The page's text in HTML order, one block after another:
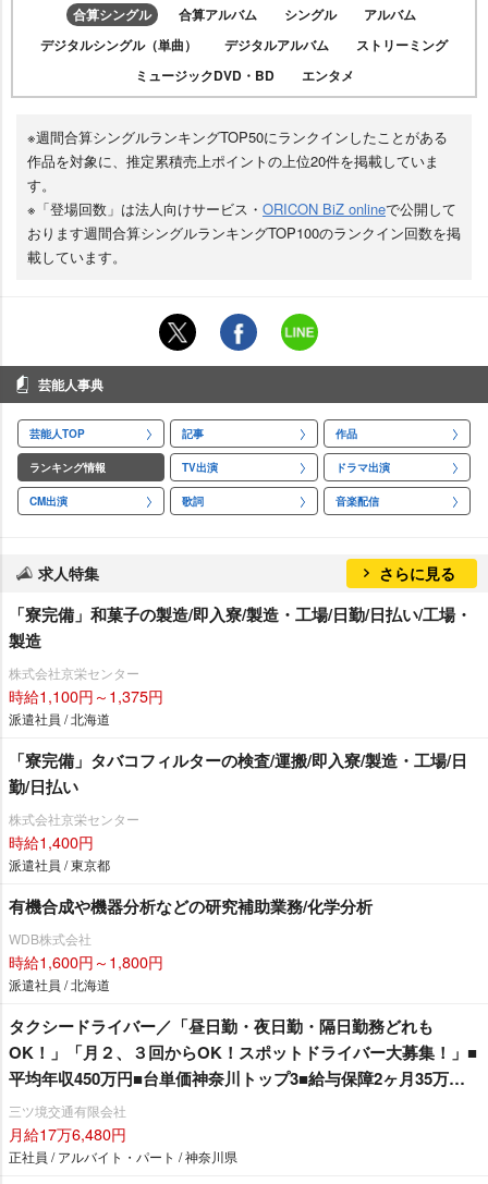
合算シングル 合算アルバム シングル
アルバム
デジタルシングル（単曲）
デジタルアルバム
ストリーミング
ミュージックDVD・BD
エンタメ
※週間合算シングルランキングTOP50にランクインしたことがある
作品を対象に、推定累積売上ポイントの上位20件を掲載していま
す。
※「登場回数」は法人向けサービス・ ORICON BiZ onlineで公開して
おります週間合算シングルランキングTOP100のランクイン回数を掲
載しています。
芸能人事典
芸能人TOP 記事 作品
ランキング情報 TV出演 ドラマ出演
CM出演 歌詞 音楽配信
求人特集 さらに見る
「寮完備」和菓子の製造/即入寮/製造・工場/日勤/日払い/工場・
製造
株式会社京栄センター
時給1,100円～1,375円
派遣社員 / 北海道
「寮完備」タバコフィルターの検査/運搬/即入寮/製造・工場/日
勤/日払い
株式会社京栄センター
時給1,400円
派遣社員 / 東京都
有機合成や機器分析などの研究補助業務/化学分析
WDB株式会社
時給1,600円～1,800円
派遣社員 / 北海道
タクシードライバー／「昼日勤・夜日勤・隔日勤務どれも
OK！」「月２、３回からOK！スポットドライバー大募集！」■
平均年収450万円■台単価神奈川トップ3■給与保障2ヶ月35万円■
高収入のヒケツは都内と違う「リピーターの多さ」「安定した
営業」ができるから！
三ツ境交通有限会社
月給17万6,480円
正社員 / アルバイト・パート / 神奈川県